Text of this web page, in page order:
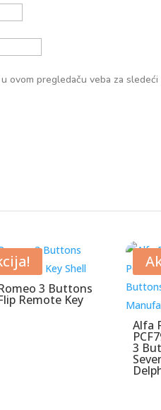
ovom pregledaču veba za
3 Buttons
Remote Key
Alfa
3